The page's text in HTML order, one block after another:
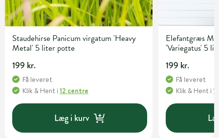
Staudehirse Panicum virgatum 'Heavy
Metal' 5 liter potte
199 kr.
Få leveret
Klik & Hent i 12 centre
Læg i kurv
Elefantgræs
'Variegatus' 5
199 kr.
Få leveret
Klik & Hent i